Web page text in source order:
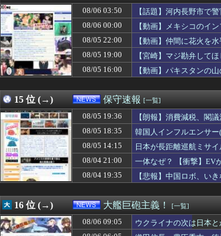
08/06 08:12
【修羅場】落語家が清水良太郎さん
08/06 08:12
DNA鑑定のアメリカの番組を観て気
08/06 08:12
「まんじゅうや」の投票で当選無効
08/06 08:12
ジャンポケ斉藤の被害女性「バウム
08/06 08:11
日経「おい、高市。消費税減税の強
08/06 08:11
【FF14】フォークタワー魔の塔で入
08/06 08:10
【画像】池田レイラちゃん、服着て
08/06 08:10
静岡学園、15年前に重なる初優勝 主
08/06 08:10
【悲報】グラボ、国内価格4割値上げ
08/06 03:50
【話題】河内長野市で
08/06 00:00
【動画】メキシコのイ
08/05 22:00
【動画】仲間に花火を
08/05 19:00
【宮崎】マジ勘弁して
08/05 16:00
【動画】パキスタンの
15 位 (→) 保守速報 [一覧]
08/05 19:36
【朗報】消費減税、閣
08/05 18:35
韓国人インフルエンサ
08/05 14:15
日本が長距離巡航ミサ
必ず後悔させる」
08/04 21:00
一体なぜ？ 【衝撃】EV
08/04 19:35
【悲報】中国ロボ、い
16 位 (→) 大艦巨砲主義！ [一覧]
08/06 09:05
ウクライナの次は日本